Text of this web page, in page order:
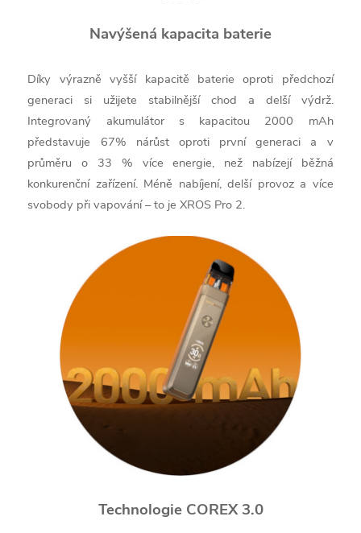
Navýšená kapacita baterie
Díky výrazně vyšší kapacitě baterie oproti předchozí
generaci si užijete stabilnější chod a delší výdrž.
Integrovaný akumulátor s kapacitou 2000 mAh
představuje 67% nárůst oproti první generaci a v
průměru o 33 % více energie, než nabízejí běžná
konkurenční zařízení. Méně nabíjení, delší provoz a více
svobody při vapování – to je XROS Pro 2.
Technologie COREX 3.0